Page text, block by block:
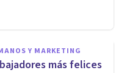
Y MARKETING
más felices